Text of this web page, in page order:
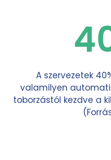
A szervezetek
valamilyen
toborzástól kezdve a